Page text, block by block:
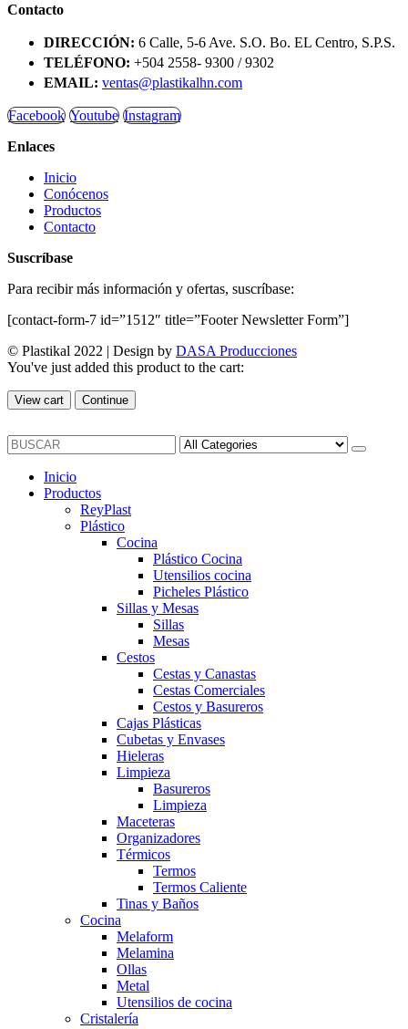
Contacto
DIRECCIÓN: 6 Calle, 5-6 Ave. S.O. Bo. EL Centro, S.P.S.
TELÉFONO: +504 2558- 9300 / 9302
EMAIL: ventas@plastikalhn.com
Facebook Youtube Instagram
Enlaces
Inicio
Conócenos
Productos
Contacto
Suscríbase
Para recibir más información y ofertas, suscríbase:
[contact-form-7 id=”1512″ title=”Footer Newsletter Form”]
© Plastikal 2022 | Design by DASA Producciones
You've just added this product to the cart:
View cart Continue
Inicio
Productos
ReyPlast
Plástico
Cocina
Plástico Cocina
Utensilios cocina
Picheles Plástico
Sillas y Mesas
Sillas
Mesas
Cestos
Cestas y Canastas
Cestas Comerciales
Cestos y Basureros
Cajas Plásticas
Cubetas y Envases
Hieleras
Limpieza
Basureros
Limpieza
Maceteras
Organizadores
Térmicos
Termos
Termos Caliente
Tinas y Baños
Cocina
Melaform
Melamina
Ollas
Metal
Utensilios de cocina
Cristalería